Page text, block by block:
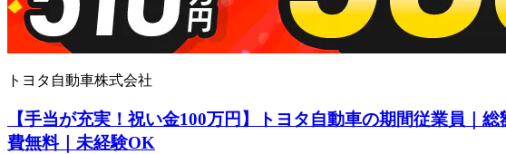
トヨタ自動車株式会社
【手当が充実！祝い金100万円】トヨタ自動車の期間従業員｜
費無料｜未経験OK